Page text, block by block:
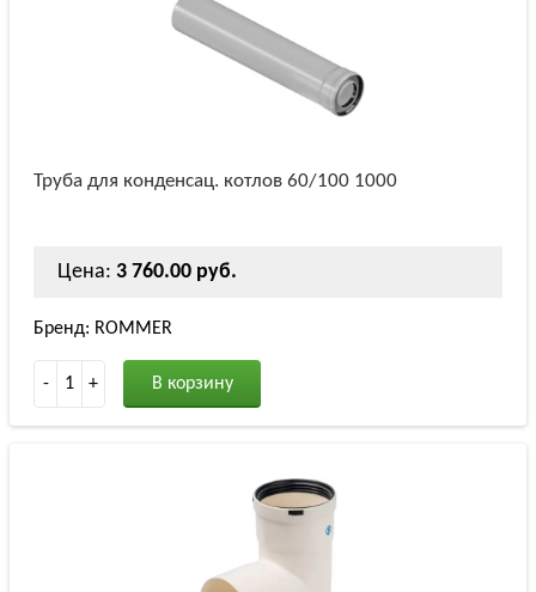
Труба для конденсац. котлов 60/100 1000
Цена: 3 760.00 руб.
Бренд: ROMMER
- 1 + В корзину